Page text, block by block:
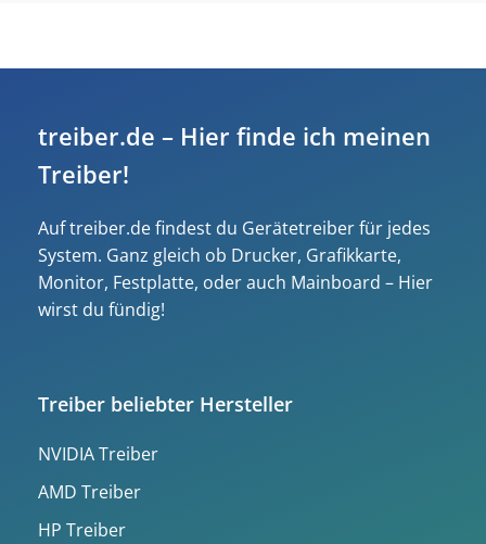
treiber.de – Hier finde ich meinen
Treiber!
Auf treiber.de findest du Gerätetreiber für jedes
System. Ganz gleich ob Drucker, Grafikkarte,
Monitor, Festplatte, oder auch Mainboard – Hier
wirst du fündig!
Treiber beliebter Hersteller
NVIDIA Treiber
AMD Treiber
HP Treiber